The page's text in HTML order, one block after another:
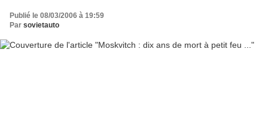
Publié le 08/03/2006 à 19:59
Par sovietauto